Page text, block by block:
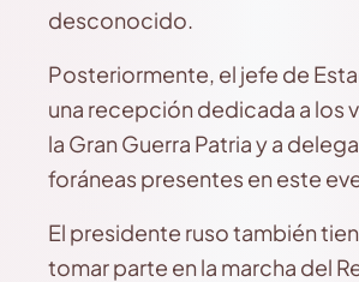
desconocido.
Posteriormente, el jefe de
una recepción dedicada a los
la Gran Guerra Patria y a
foráneas presentes en este
El presidente ruso también
tomar parte en la marcha del